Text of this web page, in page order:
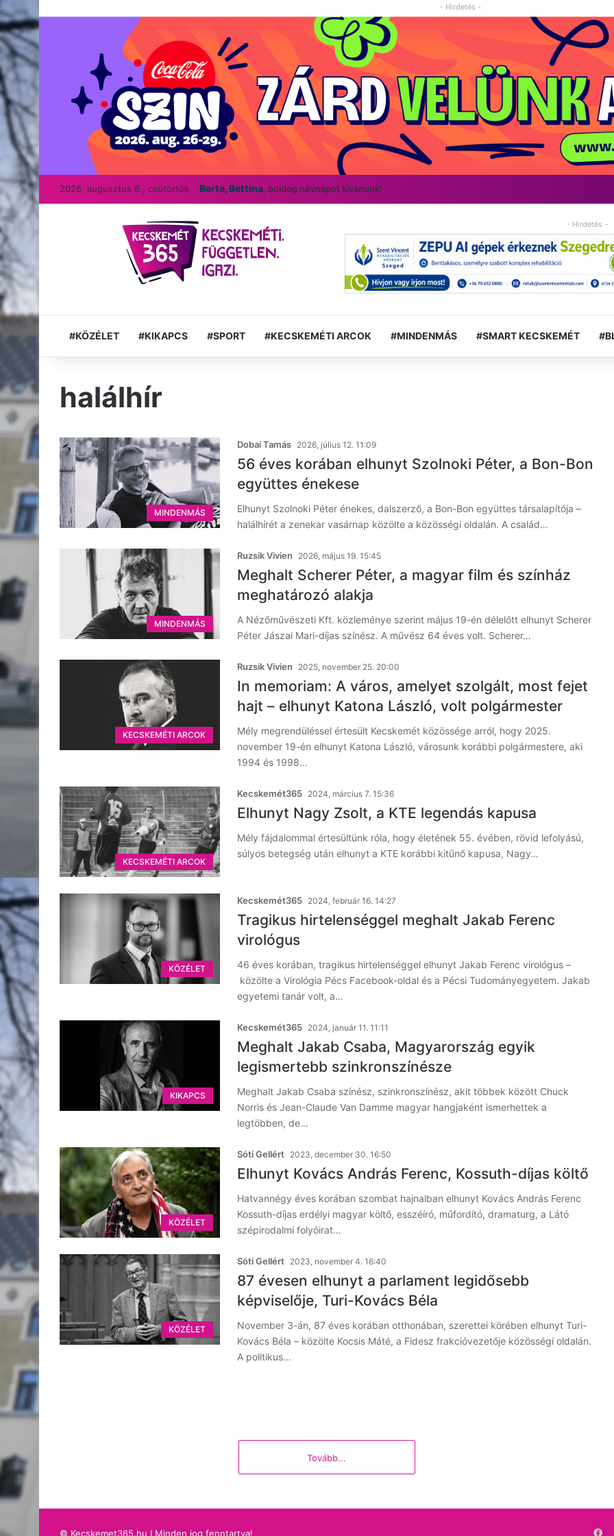
- Hirdetés -
2026, augusztus 6., csütörtök Berta, Bettina, boldog névnapot kívánunk!
- Hirdetés -
#KÖZÉLET #KIKAPCS #SPORT #KECSKEMÉTI ARCOK #MINDENMÁS #SMART KECSKEMÉT
halálhír
MINDENMÁS
Dobai Tamás 2026, július 12. 11:09
56 éves korában elhunyt Szolnoki Péter, a Bon-Bon
együttes énekese
Elhunyt Szolnoki Péter énekes, dalszerző, a Bon-Bon együttes társalapítója –
halálhírét a zenekar vasárnap közölte a közösségi oldalán. A család…
MINDENMÁS
Ruzsik Vivien 2026, május 19. 15:45
Meghalt Scherer Péter, a magyar film és színház
meghatározó alakja
A Nézőművészeti Kft. közleménye szerint május 19-én délelőtt elhunyt Scherer
Péter Jászai Mari-díjas színész. A művész 64 éves volt. Scherer…
KECSKEMÉTI ARCOK
Ruzsik Vivien 2025, november 25. 20:00
In memoriam: A város, amelyet szolgált, most fejet
hajt – elhunyt Katona László, volt polgármester
Mély megrendüléssel értesült Kecskemét közössége arról, hogy 2025.
november 19-én elhunyt Katona László, városunk korábbi polgármestere, aki
1994 és 1998…
KECSKEMÉTI ARCOK
Kecskemét365 2024, március 7. 15:36
Elhunyt Nagy Zsolt, a KTE legendás kapusa
Mély fájdalommal értesültünk róla, hogy életének 55. évében, rövid lefolyású,
súlyos betegség után elhunyt a KTE korábbi kitűnő kapusa, Nagy…
KÖZÉLET
Kecskemét365 2024, február 16. 14:27
Tragikus hirtelenséggel meghalt Jakab Ferenc
virológus
46 éves korában, tragikus hirtelenséggel elhunyt Jakab Ferenc virológus –
közölte a Virológia Pécs Facebook-oldal és a Pécsi Tudományegyetem. Jakab
egyetemi tanár volt, a…
KIKAPCS
Kecskemét365 2024, január 11. 11:11
Meghalt Jakab Csaba, Magyarország egyik
legismertebb szinkronszínésze
Meghalt Jakab Csaba színész, szinkronszínész, akit többek között Chuck
Norris és Jean-Claude Van Damme magyar hangjaként ismerhettek a
legtöbben, de…
KÖZÉLET
Sóti Gellért 2023, december 30. 16:50
Elhunyt Kovács András Ferenc, Kossuth-díjas költő
Hatvannégy éves korában szombat hajnalban elhunyt Kovács András Ferenc
Kossuth-díjas erdélyi magyar költő, esszéíró, műfordító, dramaturg, a Látó
szépirodalmi folyóirat…
KÖZÉLET
Sóti Gellért 2023, november 4. 16:40
87 évesen elhunyt a parlament legidősebb
képviselője, Turi-Kovács Béla
November 3-án, 87 éves korában otthonában, szerettei körében elhunyt Turi-
Kovács Béla – közölte Kocsis Máté, a Fidesz frakcióvezetője közösségi oldalán.
A politikus…
Tovább...
© Kecskemet365.hu I Minden jog fenntartva!